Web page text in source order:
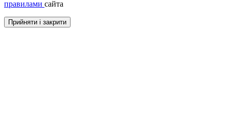
правилами сайта
Прийняти і закрити